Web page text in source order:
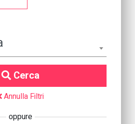
Cerca
Annulla Filtri
oppure